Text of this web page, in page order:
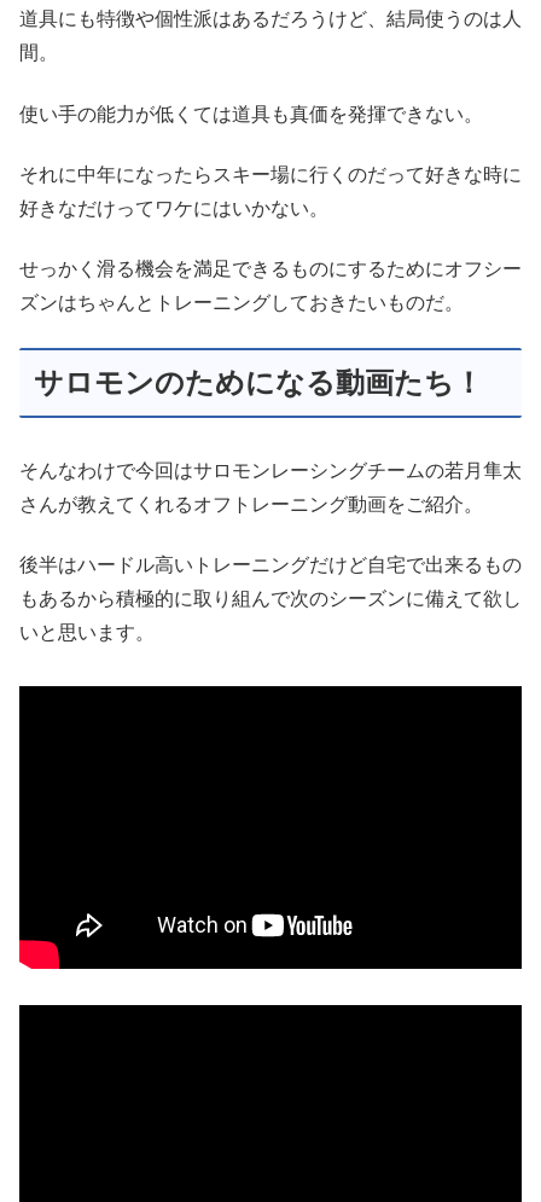
道具にも特徴や個性派はあるだろうけど、結局使うのは人
間。
使い手の能力が低くては道具も真価を発揮できない。
それに中年になったらスキー場に行くのだって好きな時に
好きなだけってワケにはいかない。
せっかく滑る機会を満足できるものにするためにオフシー
ズンはちゃんとトレーニングしておきたいものだ。
サロモンのためになる動画たち！
そんなわけで今回はサロモンレーシングチームの若月隼太
さんが教えてくれるオフトレーニング動画をご紹介。
後半はハードル高いトレーニングだけど自宅で出来るもの
もあるから積極的に取り組んで次のシーズンに備えて欲し
いと思います。